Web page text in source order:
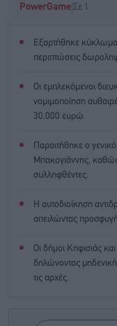
PowerGame Σε 1'
Εξαρτήθηκε κύκλωμα
περιπτώσεις
Οι εμπλεκόμενοι
νομιμοποίηση
30.000 ευρώ.
Παραιτήθηκε ο
Μπακογιάννης, καθώς
συλληφθέντες.
Η αυτοδιοίκηση
απειλώντας
Οι δήμοι Κηφισιάς
δηλώνοντας
τις αρχές.